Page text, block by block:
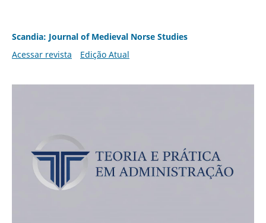
Scandia: Journal of Medieval Norse Studies
Acessar revista
Edição Atual